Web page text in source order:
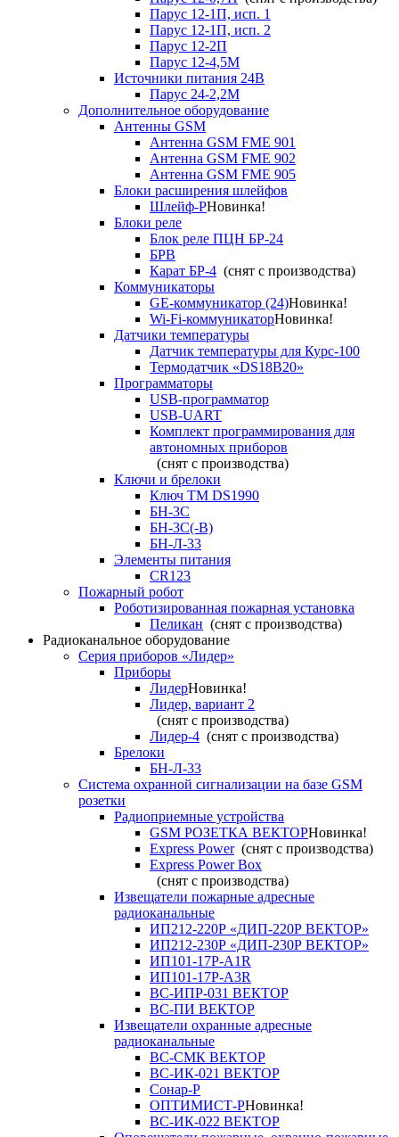
Парус 12-1П, исп. 1
Парус 12-1П, исп. 2
Парус 12-2П
Парус 12-4,5М
Источники питания 24В
Парус 24-2,2М
Дополнительное оборудование
Антенны GSM
Антенна GSM FME 901
Антенна GSM FME 902
Антенна GSM FME 905
Блоки расширения шлейфов
Шлейф-РНовинка!
Блоки реле
Блок реле ПЦН БР-24
БРВ
Карат БР-4 (снят с производства)
Коммуникаторы
GE-коммуникатор (24)Новинка!
Wi-Fi-коммуникаторНовинка!
Датчики температуры
Датчик температуры для Курс-100
Термодатчик «DS18B20»
Программаторы
USB-программатор
USB-UART
Комплект программирования для
автономных приборов
(снят с производства)
Ключи и брелоки
Ключ TM DS1990
БН-3С
БН-3С(-В)
БН-Л-33
Элементы питания
CR123
Пожарный робот
Роботизированная пожарная установка
Пеликан (снят с производства)
Радиоканальное оборудование
Серия приборов «Лидер»
Приборы
ЛидерНовинка!
Лидер, вариант 2
(снят с производства)
Лидер-4 (снят с производства)
Брелоки
БН-Л-33
Система охранной сигнализации на базе GSM
розетки
Радиоприемные устройства
GSM РОЗЕТКА ВЕКТОРНовинка!
Express Power(снят с производства)
Express Power Box
(снят с производства)
Извещатели пожарные адресные
радиоканальные
ИП212-220Р «ДИП-220Р ВЕКТОР»
ИП212-230Р «ДИП-230Р ВЕКТОР»
ИП101-17Р-A1R
ИП101-17Р-A3R
ВС-ИПР-031 ВЕКТОР
ВС-ПИ ВЕКТОР
Извещатели охранные адресные
радиоканальные
ВС-СМК ВЕКТОР
ВС-ИК-021 ВЕКТОР
Сонар-Р
ОПТИМИСТ-РНовинка!
ВС-ИК-022 ВЕКТОР